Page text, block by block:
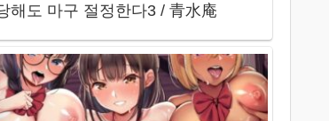
해도 마구 절정한다3 / 青水庵